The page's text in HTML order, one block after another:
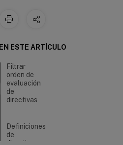
EN ESTE ARTÍCULO
Filtrar
orden de
evaluación
de
directivas
Definiciones
de
directivas -